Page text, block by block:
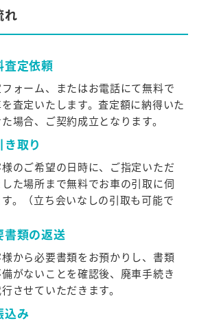
れ
査定依頼
ォーム、またはお電話にて無料で
査定いたします。査定額に納得いた
場合、ご契約成立となります。
き取り
のご希望の日時に、ご指定いただ
た場所まで無料でお車の引取に伺
。（立ち会いなしの引取も可能で
書類の返送
から必要書類をお預かりし、書類
がないことを確認後、廃車手続き
させていただきます。
込み